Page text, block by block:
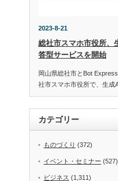
2023-8-21
総社市スマホ市役所、
答型サービスを開始
岡山県総社市とBot
社市スマホ市役所で、生成
カテゴリー
ものづくり (372)
イベント・セミナー (527)
ビジネス (1,311)